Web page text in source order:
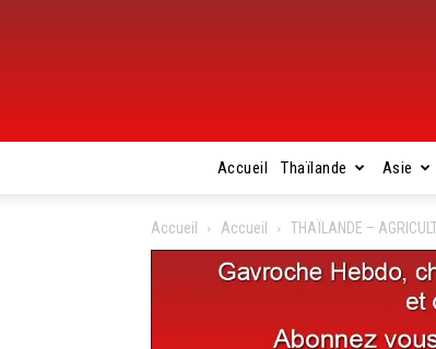
Accueil Thaïlande Asie
Accueil Accueil THAÏLANDE –